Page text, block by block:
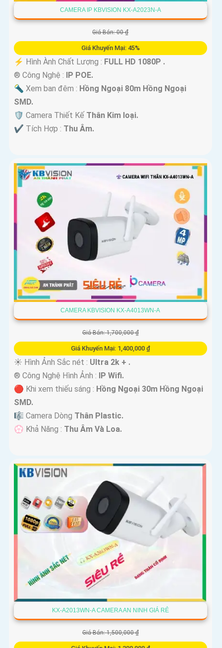
CAMERA IP KBVISION KX-A2023N-A
Giá Bán: 00 ₫
Giá Khuyến Mại: 45%
️⚡ Hình Ành Chất Lượng : FULL HD 1080P .
®️ Công Nghệ :
IP POE.
🔦 Xem ban đêm : Hồng Ngoại 80m Hồng Ngoại
SMD.
🛡 Camera Thiết Kế Thân Kim loại.
️✔️ Tích Hợp : Thu Âm.
CAMERA KBVISION KX-A4013WN-A
Giá Bán: 1,700,000 ₫
Giá Khuyến Mại: 1,400,000 ₫
☀️ Hình Ảnh Sắc nét : Ultra 2k + .
®️ Công Nghệ Hình Ảnh :
IP Wifi.
🔴 Khi xem thiếu sáng : Hồng Ngoại 30m Hồng Ngoại
SMD.
🎼️ Camera Dòng Thân Plastic.
️💮 Khả Năng : Thu Âm Và Loa.
KX-A2013WN-A CAMERA AN NINH GIÁ RẺ
Giá Bán: 1,500,000 ₫